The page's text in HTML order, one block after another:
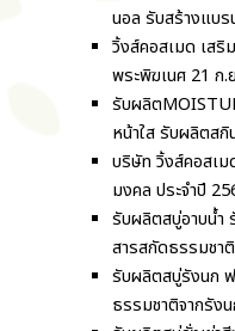
นอล รับสร้างแบ
วิ้งส์คอสเมด เส
พระพิฆเนศ 21 ก.
รับผลิต
หน้าใส รับผลิตส
บริษัท วิ้งส์คอสเม
มงคล ประจำปี
รับผลิตสบู่อาบน้ำ
สารสกัดธรรมชาติ
รับผลิตสบู่รังนก
ธรรมชาติจากรัง